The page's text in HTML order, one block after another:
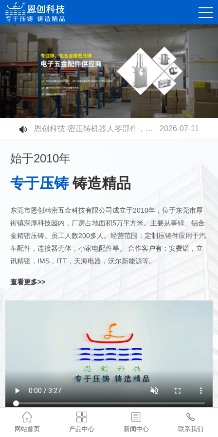
恩创科技-精密锌合金压铸件，赋能消费电子连接器高质量发展
2026-08-07
恩创科技-不同压铸铝合金材质有什么区别？快速选型指南
2026-07-30
恩创科技-铝合金压铸开模成本高不高？量产性价比到底值不值？
2026-07-23
2026-07-17
2026-07-11
始于2010年
专于压铸铸造精品
东莞市恩创精密五金科技有限公司成立于2010年，位于东莞市厚
街镇深厚科技园内，厂房占地面积5万平方米。主要从事锌、铝合
金精密压铸。员工人数200多人。经营范围：定制压铸件应用于汽
车配件，连接器壳体，小家电配件等。 合作客户有：安费诺，立
讯精密，IMS，ITT，天海电器，沃尔新能源等。
查看更多>>

网站首页

产品中心

新闻中心

联系我们